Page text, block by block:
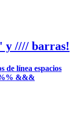
y //// barras!
de línea espacios
&&&